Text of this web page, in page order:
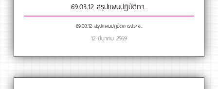
69.03.12 สรุปแผนปฏิบัติกา..
69.03.12 สรุปแผนปฏิบัติการประจ..
12 มีนาคม 2569